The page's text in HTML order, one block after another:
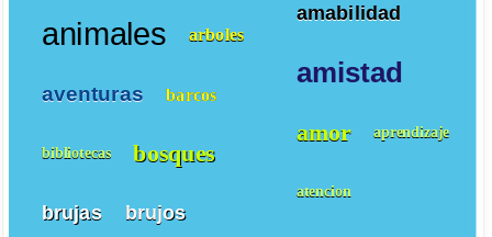
amabilidad
amistad
amor aprendizaje
atencion
animales arboles
aventuras barcos
bibliotecas bosques
brujas brujos